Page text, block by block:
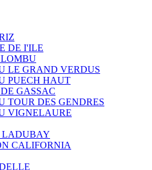
DE I'ILE
LE GRAND VERDUS
PUECH HAUT
GASSAC
TOUR DES GENDRES
VIGNELAURE
LADUBAY
CALIFORNIA